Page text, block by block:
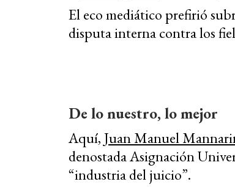
El eco mediático prefirió
disputa interna contra los
De lo nuestro, lo mejor
Aquí,Juan Manuel
denostada Asignación
“industria del juicio”.